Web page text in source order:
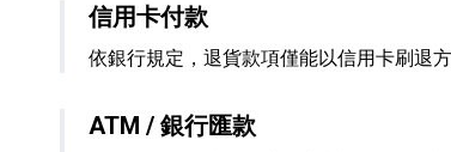
信用卡付款
依銀行規定，退貨款項僅能以信用卡刷退
ATM / 銀行匯款